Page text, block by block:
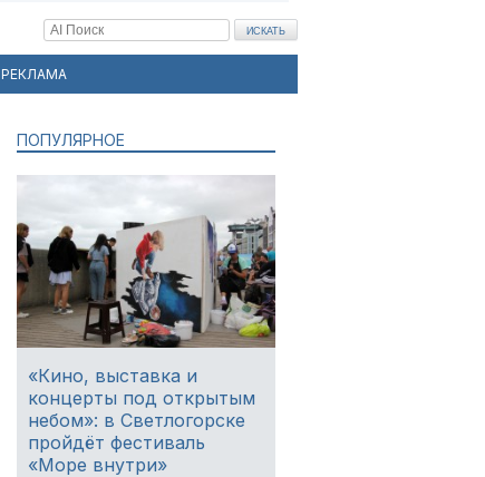
РЕКЛАМА
ПОПУЛЯРНОЕ
«Кино, выставка и
концерты под открытым
небом»: в Светлогорске
пройдёт фестиваль
«Море внутри»